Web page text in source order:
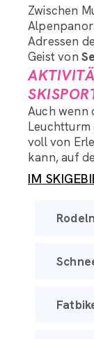
Zwischen
Adressen
Geist von
Auch wenn
Leuchtturm
voll von
kann, auf
IM